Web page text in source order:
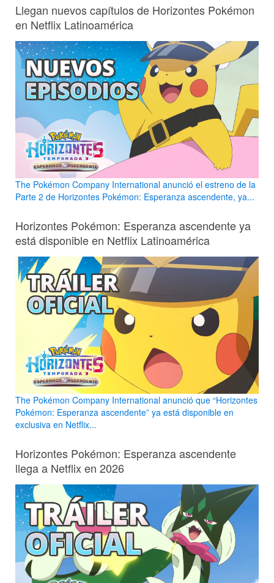
Llegan nuevos capítulos de Horizontes Pokémon
en Netflix Latinoamérica
The Pokémon Company International anunció el estreno de la
Parte 2 de Horizontes Pokémon: Esperanza ascendente, ya...
Horizontes Pokémon: Esperanza ascendente ya
está disponible en Netflix Latinoamérica
The Pokémon Company International anunció que “Horizontes
Pokémon: Esperanza ascendente” ya está disponible en
exclusiva en Netflix...
Horizontes Pokémon: Esperanza ascendente
llega a Netflix en 2026